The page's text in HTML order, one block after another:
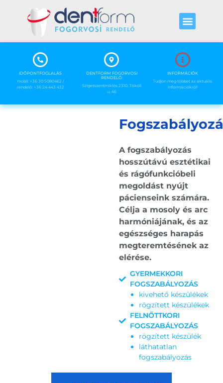
IDŐPONTFOGLALÁS
mobil: +36 30 5080462 /
rendelő: +36 24 443 432
DENTFORM FOGORVOSI
RENDELŐ
Szigetszentmiklós 2310, Tököli
u. 46
INFORMÁCIÓK
Tudjon meg többet az aktuális
információkról!
A fogszabályozás
hosszútávú esztétikai
és rágófunkcióbeli
megoldást nyújt
pácienseink számára.
Célja a mosoly és arc
harmóniájának, és az
egészséges harapás
megteremtésének az
elérése.
GYERMEKKORI
FOGSZABÁLYOZÁS
kivehető készülékek
rögzített készülékek
FELNŐTTKORI
FOGSZABÁLYOZÁS
rögzített készülék
láthatatlan
fogszabályozás